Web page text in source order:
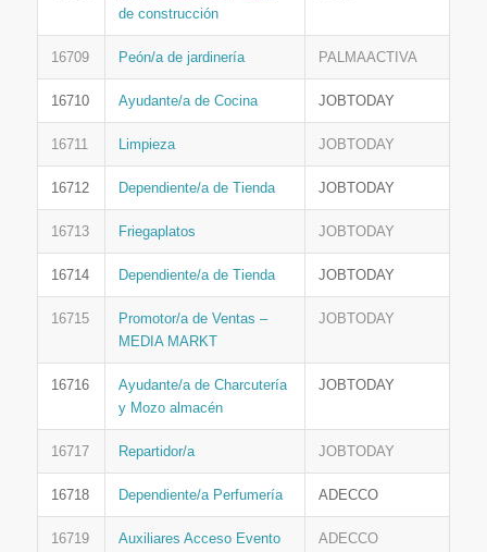
de construcción
16709 Peón/a de jardinería PALMAACTIVA
16710 Ayudante/a de Cocina JOBTODAY
16711 Limpieza JOBTODAY
16712 Dependiente/a de Tienda JOBTODAY
16713 Friegaplatos JOBTODAY
16714 Dependiente/a de Tienda JOBTODAY
16715
Promotor/a de Ventas –
MEDIA MARKT
JOBTODAY
16716
Ayudante/a de Charcutería
y Mozo almacén
JOBTODAY
16717 Repartidor/a JOBTODAY
16718 Dependiente/a Perfumería ADECCO
16719
Auxiliares Acceso Evento
ADECCO